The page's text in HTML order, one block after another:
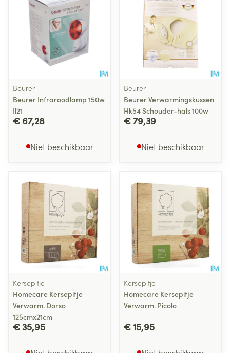
Beurer
Beurer Infraroodlamp 150w
Il21
€ 67,28
Niet beschikbaar
Beurer
Beurer Verwarmingskussen
Hk54 Schouder-hals 100w
€ 79,39
Niet beschikbaar
Kersepitje
Homecare Kersepitje
Verwarm. Dorso
125cmx21cm
€ 35,95
Kersepitje
Homecare Kersepitje
Verwarm. Picolo
€ 15,95